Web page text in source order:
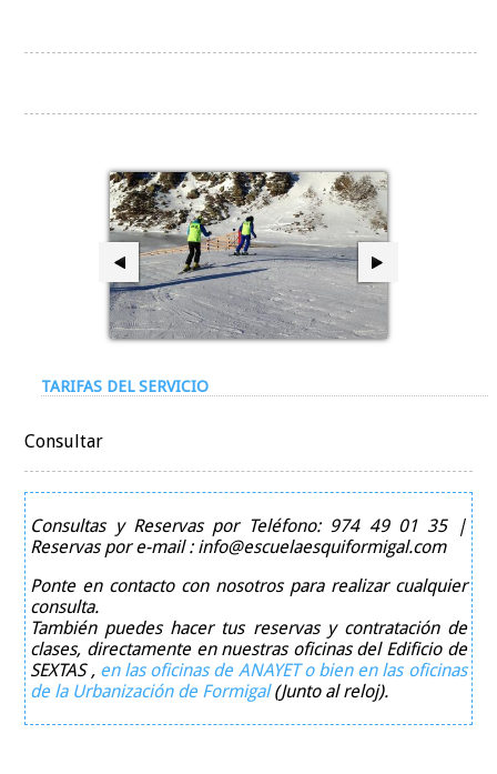
TARIFAS DEL SERVICIO
Consultar
Consultas y Reservas por Teléfono: 974 49 01 35 |
Reservas por e-mail : info@escuelaesquiformigal.com
Ponte en contacto con nosotros para realizar cualquier
consulta.
También puedes hacer tus reservas y contratación de
clases, directamente en nuestras oficinas del Edificio de
SEXTAS ,en las oficinas de ANAYET o bien en las oficinas
de la Urbanización de Formigal(Junto al reloj).